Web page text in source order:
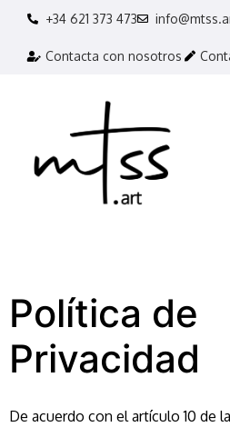
+34 621 373 473
Contacta con nosotros
Política de
Privacidad
De acuerdo con el artículo 10 de